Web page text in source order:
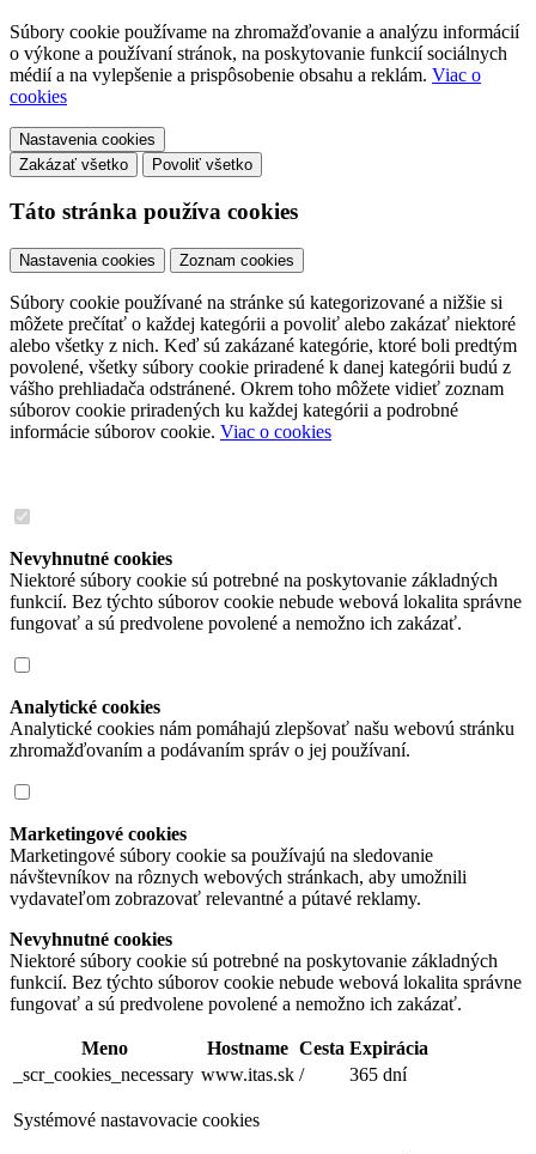
Súbory cookie používame na zhromažďovanie a analýzu informácií
o výkone a používaní stránok, na poskytovanie funkcií sociálnych
médií a na vylepšenie a prispôsobenie obsahu a reklám. Viac o
cookies
Nastavenia cookies
Zakázať všetko
Povoliť všetko
Táto stránka používa cookies
Nastavenia cookies Zoznam cookies
Súbory cookie používané na stránke sú kategorizované a nižšie si
môžete prečítať o každej kategórii a povoliť alebo zakázať niektoré
alebo všetky z nich. Keď sú zakázané kategórie, ktoré boli predtým
povolené, všetky súbory cookie priradené k danej kategórii budú z
vášho prehliadača odstránené. Okrem toho môžete vidieť zoznam
súborov cookie priradených ku každej kategórii a podrobné
informácie súborov cookie. Viac o cookies
Nevyhnutné cookies
Niektoré súbory cookie sú potrebné na poskytovanie základných
funkcií. Bez týchto súborov cookie nebude webová lokalita správne
fungovať a sú predvolene povolené a nemožno ich zakázať.
Analytické cookies
Analytické cookies nám pomáhajú zlepšovať našu webovú stránku
zhromažďovaním a podávaním správ o jej používaní.
Marketingové cookies
Marketingové súbory cookie sa používajú na sledovanie
návštevníkov na rôznych webových stránkach, aby umožnili
vydavateľom zobrazovať relevantné a pútavé reklamy.
Nevyhnutné cookies
Niektoré súbory cookie sú potrebné na poskytovanie základných
funkcií. Bez týchto súborov cookie nebude webová lokalita správne
fungovať a sú predvolene povolené a nemožno ich zakázať.
Meno Hostname Cesta Expirácia
_scr_cookies_necessary www.itas.sk / 365 dní
Systémové nastavovacie cookies